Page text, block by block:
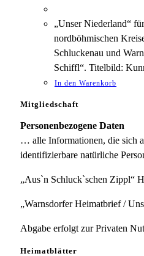
„Unser Niederland“
nordböhmischen
Schluckenau und
Schiffl“. Titelbild:
In den Warenkorb
Mitgliedschaft
Personenbezogene Daten
… alle Informationen, die sich
identifizierbare natürliche
„Aus`n Schluck`schen Zippl“
„Warnsdorfer Heimatbrief /
Abgabe erfolgt zur Privaten
Heimatblätter